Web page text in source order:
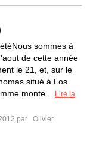
sommes à
de cette année
le 21, et, sur le
situé à Los
monte...
Lire la
par
Olivier